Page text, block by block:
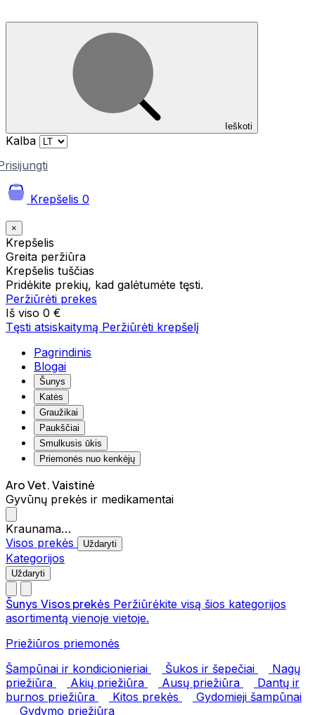
Ieškoti
Kalba
Krepšelis 0
×
Krepšelis
Greita peržiūra
Krepšelis tuščias
Pridėkite prekių, kad galėtumėte tęsti.
Peržiūrėti prekes
Iš viso 0 €
Tęsti atsiskaitymą Peržiūrėti krepšelį
Pagrindinis
Blogai
Šunys
Katės
Graužikai
Paukščiai
Smulkusis ūkis
Priemonės nuo kenkėjų
Aro Vet. Vaistinė
Gyvūnų prekės ir medikamentai
Kraunama…
Visos prekės
Uždaryti
Kategorijos
Uždaryti
Šunys Visos prekės Peržiūrėkite visą šios kategorijos
asortimentą vienoje vietoje.
Priežiūros priemonės
Šampūnai ir kondicionieriai
Šukos ir šepečiai
Nagų
priežiūra
Akių priežiūra Ausų priežiūra
Dantų ir
burnos priežiūra
Kitos prekės
Gydomieji šampūnai
Gydymo priežiūra